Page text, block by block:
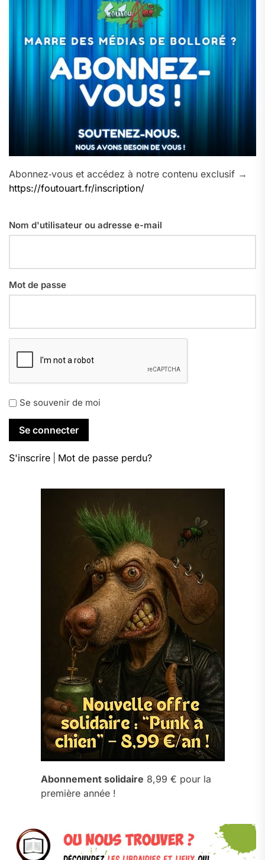
Abonnez‑vous et accédez à notre contenu exclusif →
https://foutouart.fr/inscription/
Nom d'utilisateur ou adresse e-mail
Mot de passe
Se souvenir de moi
S'inscrire Mot de passe perdu?
Abonnement solidaire 8,99 € pour la
première année !